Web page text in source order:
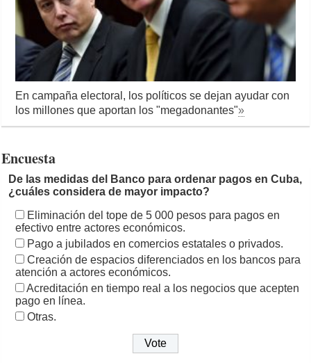
En campaña electoral, los políticos se dejan ayudar con
los millones que aportan los "megadonantes"»
Encuesta
De las medidas del Banco para ordenar pagos en Cuba,
¿cuáles considera de mayor impacto?
Eliminación del tope de 5 000 pesos para pagos en
efectivo entre actores económicos.
Pago a jubilados en comercios estatales o privados.
Creación de espacios diferenciados en los bancos para
atención a actores económicos.
Acreditación en tiempo real a los negocios que acepten
pago en línea.
Otras.